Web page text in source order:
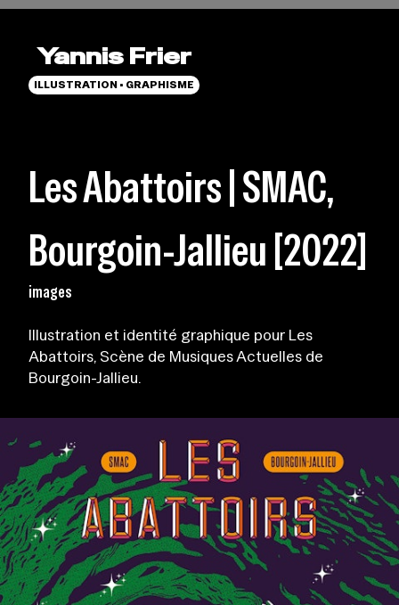
Yannis Frier
ILLUSTRATION • GRAPHISME
Les Abattoirs | SMAC,
Bourgoin-Jallieu [2022]
images
Illustration et identité graphique pour Les
Abattoirs, Scène de Musiques Actuelles de
Bourgoin-Jallieu.